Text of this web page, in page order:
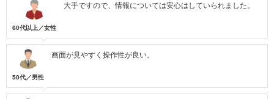
60代以上／女性
大手ですので、情報については安心はしていられました。
50代／男性
画面が見やすく操作性が良い。